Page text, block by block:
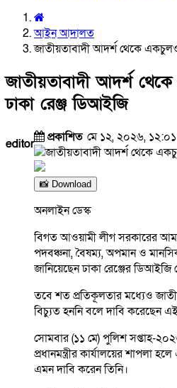
আইন আদালত
জাতীয়তাবাদী আদর্শ থেকে
জাতীয়তাবাদী আদর্শ
ঢাকা রেঞ্জ ডিআইজি
editor প্রকাশিত মে ১২, ২০২৬, ১২:০১
📸 Download
অনলাইন ডেস্ক
বিগত আওয়ামী লীগ সরকারের
পদবঞ্চনা, বৈষম্য, অপমান ও
জানিয়েছেন ঢাকা রেঞ্জের
তবে শত প্রতিকূলতার মধ্যেও
বিচ্যুত হননি বলে দাবি করেছেন
সোমবার (১১ মে) পুলিশ সপ্তাহ-
প্রধানমন্ত্রীর কার্যালয়ের শাপলা
এমন দাবি করেন তিনি।